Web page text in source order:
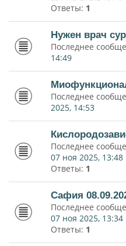
Ответы: 1
Нужен врач
Последнее
14:49
Последнее
2025, 14:53
Последнее
07 ноя 2025, 13:48
Ответы: 1
Сафия
Последнее
07 ноя 2025, 13:34
Ответы: 1